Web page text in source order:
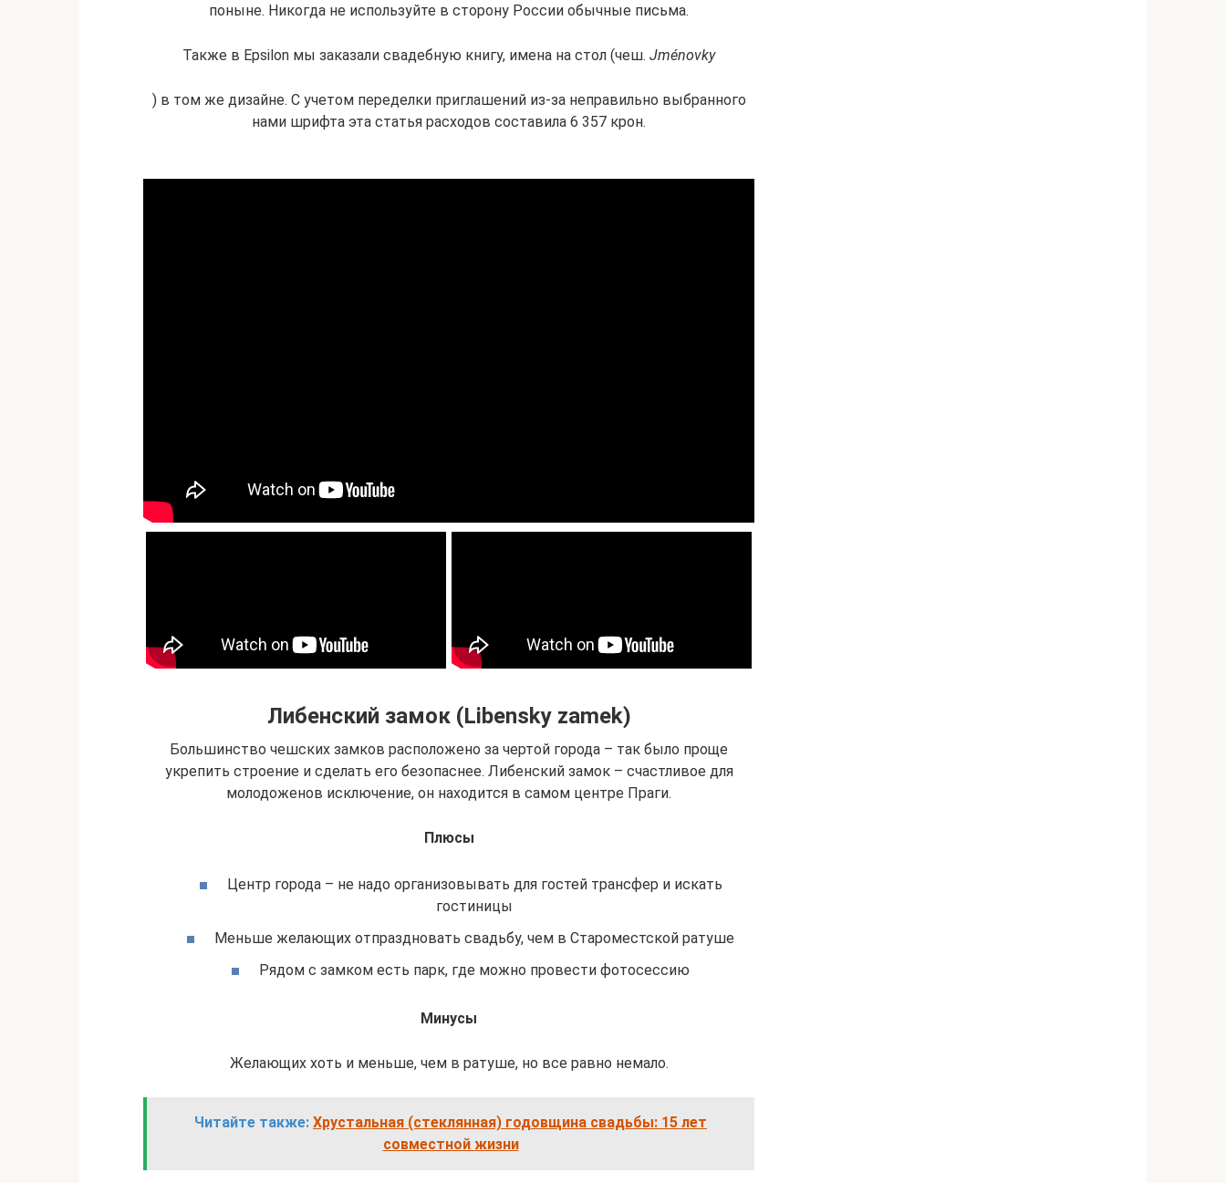
поныне. Никогда не используйте в сторону России обычные письма.
Также в Epsilon мы заказали свадебную книгу, имена на стол (чеш. Jménovky
) в том же дизайне. С учетом переделки приглашений из-за неправильно выбранного
нами шрифта эта статья расходов составила 6 357 крон.
Либенский замок (Libensky zamek)
Большинство чешских замков расположено за чертой города – так было проще
укрепить строение и сделать его безопаснее. Либенский замок – счастливое для
молодоженов исключение, он находится в самом центре Праги.
Плюсы
Центр города – не надо организовывать для гостей трансфер и искать
гостиницы
Меньше желающих отпраздновать свадьбу, чем в Староместской ратуше
Рядом с замком есть парк, где можно провести фотосессию
Минусы
Желающих хоть и меньше, чем в ратуше, но все равно немало.
Читайте также: Хрустальная (стеклянная) годовщина свадьбы: 15 лет
совместной жизни